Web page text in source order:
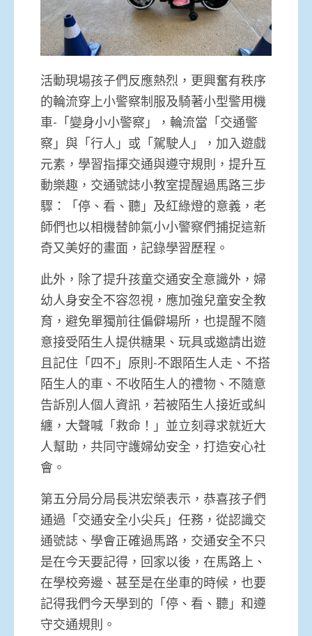
活動現場孩子們反應熱烈，更興奮有秩序
的輪流穿上小警察制服及騎著小型警用機
車-「變身小小警察」，輪流當「交通警
察」與「行人」或「駕駛人」，加入遊戲
元素，學習指揮交通與遵守規則，提升互
動樂趣，交通號誌小教室提醒過馬路三步
驟：「停、看、聽」及紅綠燈的意義，老
師們也以相機替帥氣小小警察們捕捉這新
奇又美好的畫面，記錄學習歷程。
此外，除了提升孩童交通安全意識外，婦
幼人身安全不容忽視，應加強兒童安全教
育，避免單獨前往偏僻場所，也提醒不隨
意接受陌生人提供糖果、玩具或邀請出遊
且記住「四不」原則-不跟陌生人走、不搭
陌生人的車、不收陌生人的禮物、不隨意
告訴別人個人資訊，若被陌生人接近或糾
纏，大聲喊「救命！」並立刻尋求就近大
人幫助，共同守護婦幼安全，打造安心社
會。
第五分局分局長洪宏榮表示，恭喜孩子們
通過「交通安全小尖兵」任務，從認識交
通號誌、學會正確過馬路，交通安全不只
是在今天要記得，回家以後，在馬路上、
在學校旁邊、甚至是在坐車的時候，也要
記得我們今天學到的「停、看、聽」和遵
守交通規則。